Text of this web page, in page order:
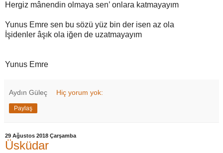
Hergiz mânendin olmaya sen’ onlara katmayayım
Yunus Emre sen bu sözü yüz bin der isen az ola
İşidenler âşık ola iğen de uzatmayayım
Yunus Emre
Aydın Güleç Hiç yorum yok:
Paylaş
29 Ağustos 2018 Çarşamba
Üsküdar